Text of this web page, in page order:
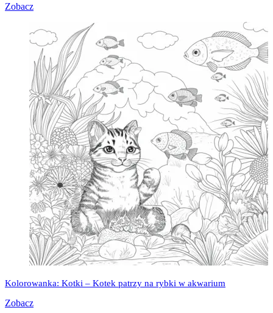
Zobacz
Kolorowanka: Kotki – Kotek patrzy na rybki w akwarium
Zobacz